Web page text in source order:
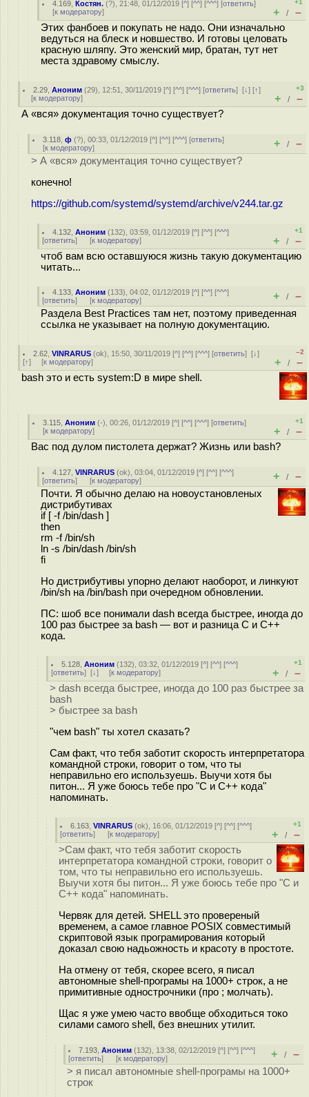
4.169 ,Костян. (?), 21:48, 01/12/2019 [^] [^^] [^^^] [ответить]
[к модератору]
+1
+ / –
Этих фанбоев и покупать не надо. Они изначально
ведуться на блеск и новшество. И готовы целовать
красную шляпу. Это женский мир, братан, тут нет
места здравому смыслу.
2.29 ,Аноним (29), 12:51, 30/11/2019 [^] [^^] [^^^] [ответить][↓] [↑]
[к модератору]
+3
+ / –
А «вся» документация точно существует?
3.118 ,ф (?), 00:33, 01/12/2019 [^] [^^] [^^^] [ответить]
[к модератору] + / –
> А «вся» документация точно существует?
конечно!
https://github.com/systemd/systemd/archive/v244.tar.gz
4.132 ,Аноним (132), 03:59, 01/12/2019 [^] [^^] [^^^]
[ответить] [к модератору]
+1
+ / –
чтоб вам всю оставшуюся жизнь такую документацию
читать...
4.133 ,Аноним (133), 04:02, 01/12/2019 [^] [^^] [^^^]
[ответить] [к модератору] + / –
Раздела Best Practices там нет, поэтому приведенная
ссылка не указывает на полную документацию.
2.62 ,VINRARUS (ok), 15:50, 30/11/2019 [^] [^^] [^^^] [ответить][↓]
[↑] [к модератору]
–2
+ / –
bash это и есть system:D в мире shell.
3.115 ,Аноним (-), 00:26, 01/12/2019 [^] [^^] [^^^] [ответить]
[к модератору]
+1
+ / –
Вас под дулом пистолета держат? Жизнь или bash?
4.127 ,VINRARUS (ok), 03:04, 01/12/2019 [^] [^^] [^^^]
[ответить] [к модератору] + / –
Почти. Я обычно делаю на новоустановленых
дистрибутивах
if [ -f /bin/dash ]
then
rm -f /bin/sh
ln -s /bin/dash /bin/sh
fi
Но дистрибутивы упорно делают наоборот, и линкуют
/bin/sh на /bin/bash при очередном обновлении.
ПС: шоб все понимали dash всегда быстрее, иногда до
100 раз быстрее за bash — вот и разница С и С++
кода.
5.128 ,Аноним (132), 03:32, 01/12/2019 [^] [^^] [^^^]
[ответить] [↓] [к модератору]
+1
+ / –
> dash всегда быстрее, иногда до 100 раз быстрее за
bash
> быстрее за bash
"чем bash" ты хотел сказать?
Сам факт, что тебя заботит скорость интерпретатора
командной строки, говорит о том, что ты
неправильно его используешь. Выучи хотя бы
питон... Я уже боюсь тебе про "С и С++ кода"
напоминать.
6.163 ,VINRARUS (ok), 16:06, 01/12/2019 [^] [^^] [^^^]
[ответить] [к модератору]
+1
+ / –
>Сам факт, что тебя заботит скорость
интерпретатора командной строки, говорит о
том, что ты неправильно его используешь.
Выучи хотя бы питон... Я уже боюсь тебе про "С и
С++ кода" напоминать.
Червяк для детей. SHELL это провереный
временем, а самое главное POSIX совместимый
скриптовой язык програмирования который
доказал свою надьожность и красоту в простоте.
На отмену от тебя, скорее всего, я писал
автономные shell-програмы на 1000+ строк, а не
примитивные однострочники (про ; молчать).
Щас я уже умею часто ввобще обходиться токо
силами самого shell, без внешних утилит.
7.193 ,Аноним (132), 13:38, 02/12/2019 [^] [^^] [^^^]
[ответить] [к модератору] + / –
> я писал автономные shell-програмы на 1000+
строк